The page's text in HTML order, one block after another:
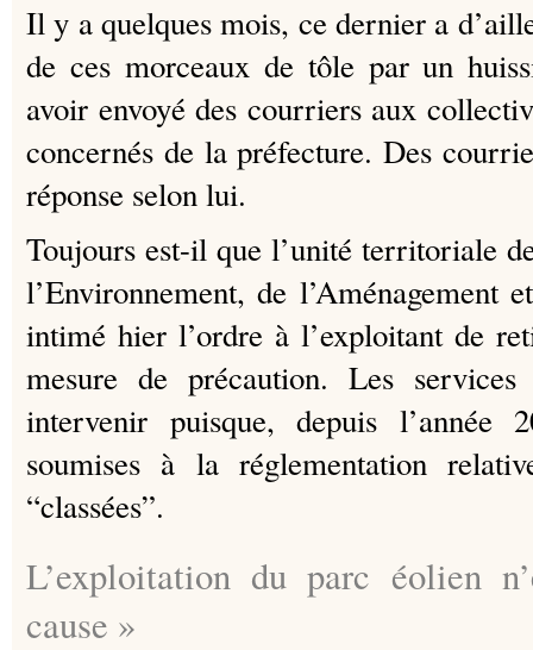
Il y a quelques mois, ce dernier a
de ces morceaux de tôle par un
avoir envoyé des courriers aux
concernés de la préfecture. Des
réponse selon lui.
Toujours est-il que l’unité territoriale
l’Environnement, de l’Aménagement
intimé hier l’ordre à l’exploitant de
mesure de précaution. Les
intervenir puisque, depuis l’année
soumises à la réglementation
“classées”.
L’exploitation du parc éolien
cause »